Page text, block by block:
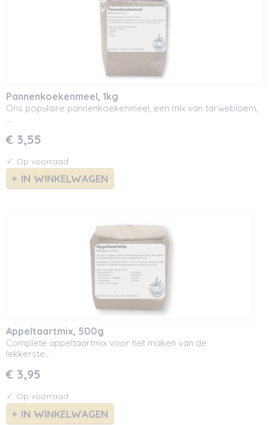
Pannenkoekenmeel, 1kg
Ons populaire pannenkoekenmeel, een mix van tarwebloem,
…
€ 3,55
✓ Op voorraad
IN WINKELWAGEN
Appeltaartmix, 500g
Complete appeltaartmix voor het maken van de
lekkerste…
€ 3,95
✓ Op voorraad
IN WINKELWAGEN